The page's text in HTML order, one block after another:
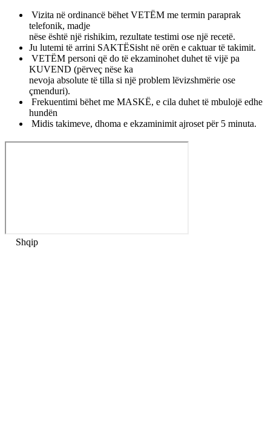
Vizita në ordinancë bëhet VETËM me termin paraprak
telefonik, madje
nëse është një rishikim, rezultate testimi ose një recetë.
Ju lutemi të arrini SAKTËSisht në orën e caktuar të takimit.
VETËM personi që do të ekzaminohet duhet të vijë pa
KUVEND (përveç nëse ka
nevoja absolute të tilla si një problem lëvizshmërie ose
çmenduri).
Frekuentimi bëhet me MASKË, e cila duhet të mbulojë edhe
hundën
Midis takimeve, dhoma e ekzaminimit ajroset për 5 minuta.
Shqip